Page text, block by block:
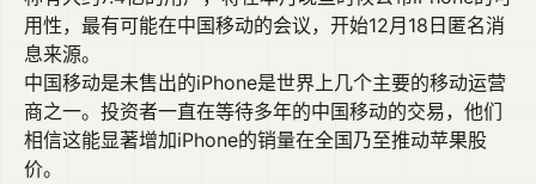
用性，最有可能在中国移动的会议，开始12月18日匿名消
息来源。
中国移动是未售出的iPhone是世界上几个主要的移动运营
商之一。投资者一直在等待多年的中国移动的交易，他们
相信这能显著增加iPhone的销量在全国乃至推动苹果股
价。